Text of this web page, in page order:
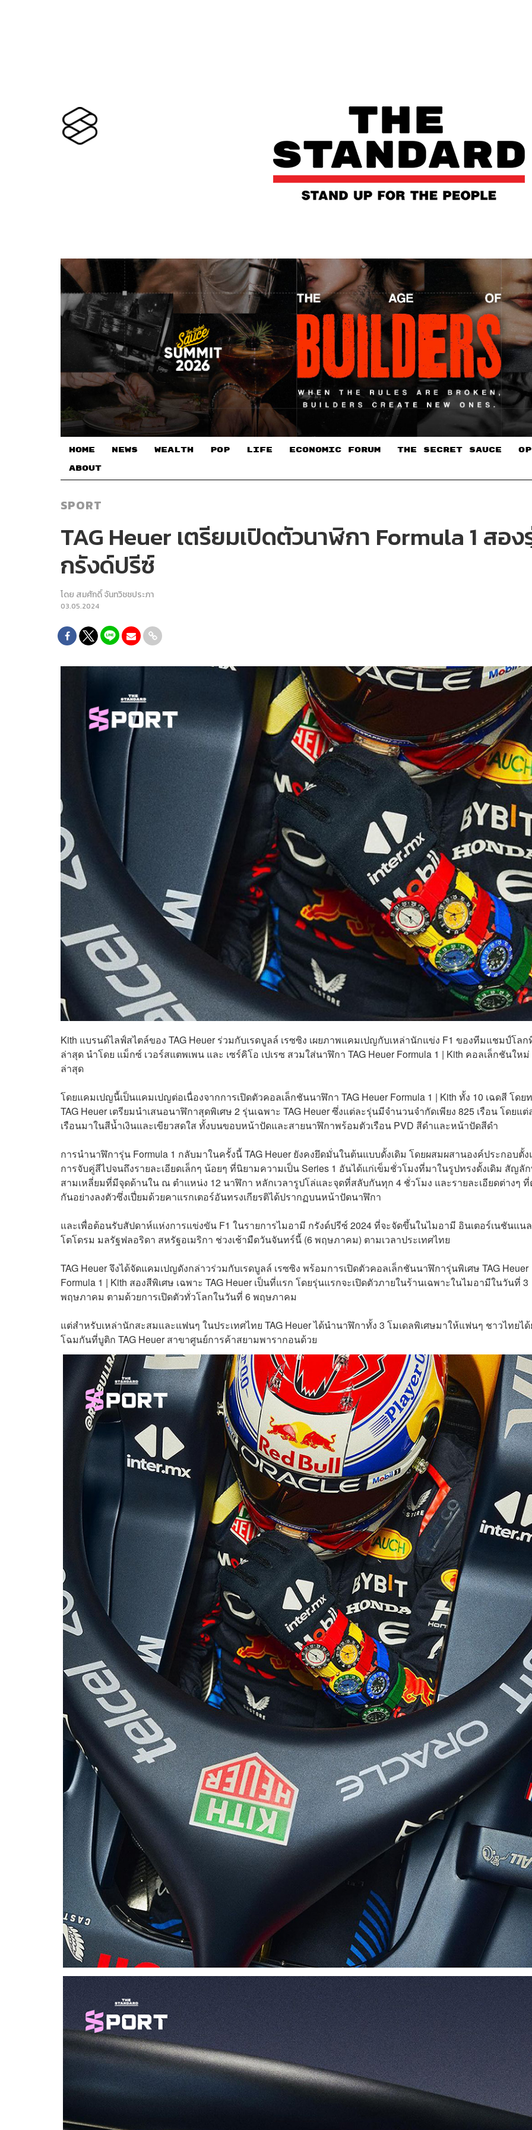
HOME NEWS WEALTH POP LIFE ECONOMIC FORUM THE SECRET SAUCE​
ABOUT
SPORT
TAG Heuer เตรียมเปิดตัวนาฬิกา Formula 1 สอ
กรังด์ปรีซ์
โดย สมศักดิ์ จันทวิชชประภา
03.05.2024
Kith แบรนด์ไลฟ์สไตล์ของ TAG Heuer ร่วมกับเรดบูลล์ เรซซิง เผยภาพแคมเปญกับเหล่านักแข่ง F1 ของทีมแชมป์โล
ล่าสุด นำโดย แม็กซ์ เวอร์สแตพเพน และ เซร์คิโอ เปเรซ สวมใส่นาฬิกา TAG Heuer Formula 1 | Kith คอลเล็กชันใหม่
ล่าสุด
โดยแคมเปญนี้เป็นแคมเปญต่อเนื่องจากการเปิดตัวคอลเล็กชันนาฬิกา TAG Heuer Formula 1 | Kith ทั้ง 10 เฉดสี โดย
TAG Heuer เตรียมนำเสนอนาฬิกาสุดพิเศษ 2 รุ่นเฉพาะ TAG Heuer ซึ่งแต่ละรุ่นมีจำนวนจำกัดเพียง 825 เรือน โดยแต่
เรือนมาในสีน้ำเงินและเขียวสดใส ทั้งบนขอบหน้าปัดและสายนาฬิกาพร้อมตัวเรือน PVD สีดำและหน้าปัดสีดำ
การนำนาฬิการุ่น Formula 1 กลับมาในครั้งนี้ TAG Heuer ยังคงยึดมั่นในต้นแบบดั้งเดิม โดยผสมผสานองค์ประกอบตั้
การจับคู่สีไปจนถึงรายละเอียดเล็กๆ น้อยๆ ที่นิยามความเป็น Series 1 อันได้แก่เข็มชั่วโมงที่มาในรูปทรงดั้งเดิม สัญลั
สามเหลี่ยมที่มีจุดด้านใน ณ ตำแหน่ง 12 นาฬิกา หลักเวลารูปโล่และจุดที่สลับกันทุก 4 ชั่วโมง และรายละเอียดต่างๆ
กันอย่างลงตัวซึ่งเปี่ยมด้วยคาแรกเตอร์อันทรงเกียรติได้ปรากฏบนหน้าปัดนาฬิกา
และเพื่อต้อนรับสัปดาห์แห่งการแข่งขัน F1 ในรายการไมอามี กรังด์ปรีซ์ 2024 ที่จะจัดขึ้นในไมอามี อินเตอร์เนชันแน
โตโดรม มลรัฐฟลอริดา สหรัฐอเมริกา ช่วงเช้ามืดวันจันทร์นี้ (6 พฤษภาคม) ตามเวลาประเทศไทย
TAG Heuer จึงได้จัดแคมเปญดังกล่าวร่วมกับเรดบูลล์ เรซซิง พร้อมการเปิดตัวคอลเล็กชันนาฬิการุ่นพิเศษ TAG Heuer
Formula 1 | Kith สองสีพิเศษ เฉพาะ TAG Heuer เป็นที่แรก โดยรุ่นแรกจะเปิดตัวภายในร้านเฉพาะในไมอามีในวันที่ 3
พฤษภาคม ตามด้วยการเปิดตัวทั่วโลกในวันที่ 6 พฤษภาคม
แต่สำหรับเหล่านักสะสมและแฟนๆ ในประเทศไทย TAG Heuer ได้นำนาฬิกาทั้ง 3 โมเดลพิเศษมาให้แฟนๆ ชาวไทยไ
โฉมกันที่บูติก TAG Heuer สาขาศูนย์การค้าสยามพารากอนด้วย